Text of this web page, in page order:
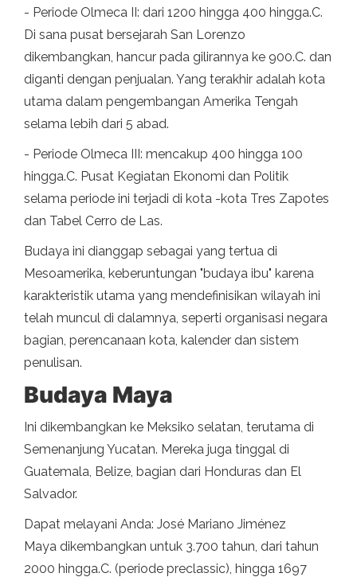
- Periode Olmeca II: dari 1200 hingga 400 hingga.C.
Di sana pusat bersejarah San Lorenzo
dikembangkan, hancur pada gilirannya ke 900.C. dan
diganti dengan penjualan. Yang terakhir adalah kota
utama dalam pengembangan Amerika Tengah
selama lebih dari 5 abad.
- Periode Olmeca III: mencakup 400 hingga 100
hingga.C. Pusat Kegiatan Ekonomi dan Politik
selama periode ini terjadi di kota -kota Tres Zapotes
dan Tabel Cerro de Las.
Budaya ini dianggap sebagai yang tertua di
Mesoamerika, keberuntungan "budaya ibu" karena
karakteristik utama yang mendefinisikan wilayah ini
telah muncul di dalamnya, seperti organisasi negara
bagian, perencanaan kota, kalender dan sistem
penulisan.
Budaya Maya
Ini dikembangkan ke Meksiko selatan, terutama di
Semenanjung Yucatan. Mereka juga tinggal di
Guatemala, Belize, bagian dari Honduras dan El
Salvador.
Dapat melayani Anda: José Mariano Jiménez
Maya dikembangkan untuk 3.700 tahun, dari tahun
2000 hingga.C. (periode preclassic), hingga 1697